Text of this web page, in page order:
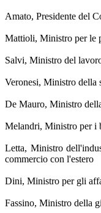
Amato, Presidente del
Mattioli, Ministro per le
Salvi, Ministro del
Veronesi, Ministro della
De Mauro, Ministro
Melandri, Ministro per i
Letta, Ministro
commercio con l'estero
Dini, Ministro per gli
Fassino, Ministro della